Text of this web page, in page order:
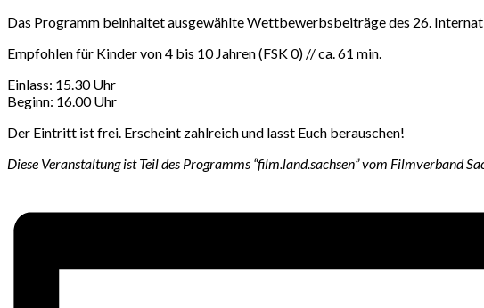
Das Programm beinhaltet ausgewählte Wettbewerbsbeiträge des 26.
Empfohlen für Kinder von 4 bis 10 Jahren (FSK 0) // ca. 61 min.
Einlass: 15.30 Uhr
Beginn: 16.00 Uhr
Der Eintritt ist frei. Erscheint zahlreich und lasst Euch berauschen!
Diese Veranstaltung ist Teil des Programms “film.land.sachsen” vom Filmverband